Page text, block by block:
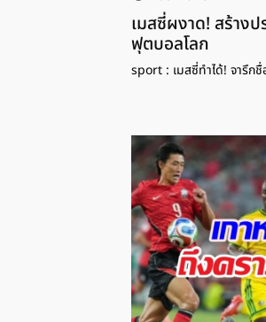
เมสซี่ผงาด! สร้างป
ฟุตบอลโลก
sport : เมสซี่ทำได้! จารึก